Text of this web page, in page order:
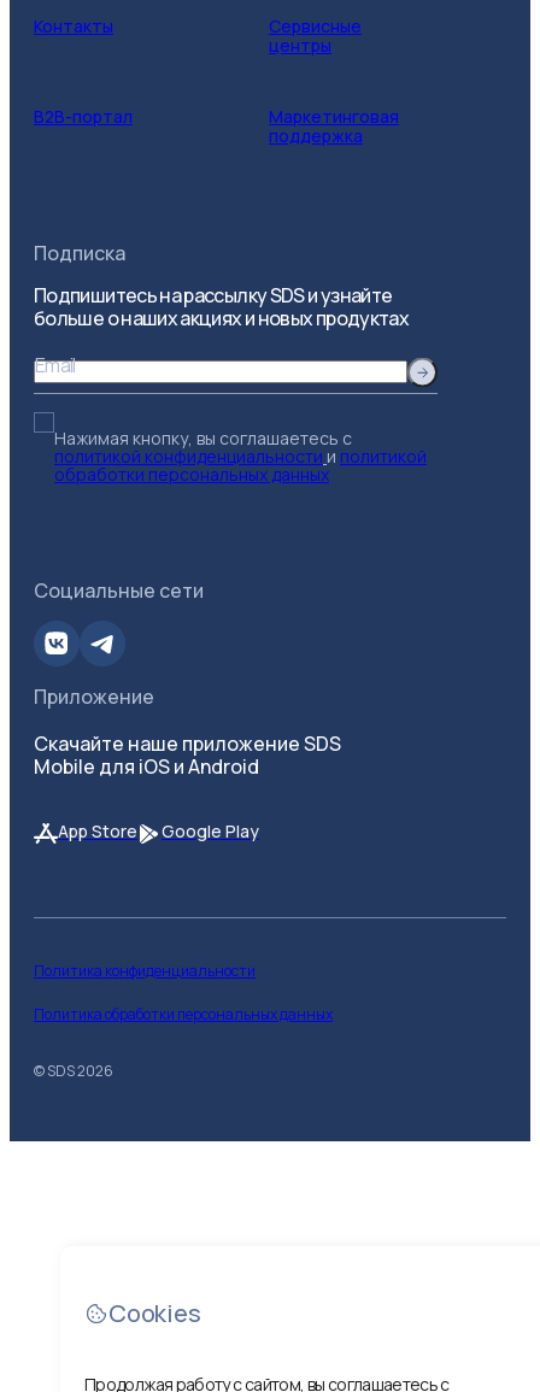
Контакты
Сервисные
центры
B2B-портал
Маркетинговая
поддержка
Подписка
Подпишитесь на рассылку SDS и узнайте
больше о наших акциях и новых продуктах
Email
Нажимая кнопку, вы соглашаетесь с
политикой конфиденциальности и политикой
обработки персональных данных
Социальные сети
Приложение
Скачайте наше приложение SDS
Mobile для iOS и Android
App Store Google Play
© SDS2026
Политика конфиденциальности
Политика обработки персональных данных
Cookies
Продолжая работу с сайтом, вы соглашаетесь с